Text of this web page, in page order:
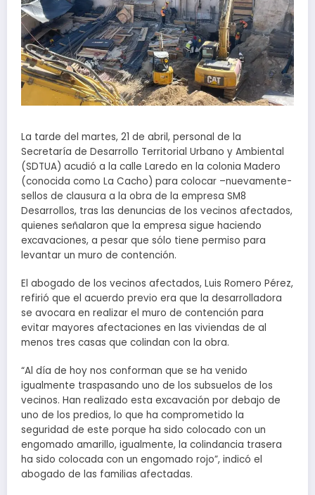
La tarde del martes, 21 de abril, personal de la
Secretaría de Desarrollo Territorial Urbano y Ambiental
(SDTUA) acudió a la calle Laredo en la colonia Madero
(conocida como La Cacho) para colocar –nuevamente-
sellos de clausura a la obra de la empresa SM8
Desarrollos, tras las denuncias de los vecinos afectados,
quienes señalaron que la empresa sigue haciendo
excavaciones, a pesar que sólo tiene permiso para
levantar un muro de contención.
El abogado de los vecinos afectados, Luis Romero Pérez,
refirió que el acuerdo previo era que la desarrolladora
se avocara en realizar el muro de contención para
evitar mayores afectaciones en las viviendas de al
menos tres casas que colindan con la obra.
“Al día de hoy nos conforman que se ha venido
igualmente traspasando uno de los subsuelos de los
vecinos. Han realizado esta excavación por debajo de
uno de los predios, lo que ha comprometido la
seguridad de este porque ha sido colocado con un
engomado amarillo, igualmente, la colindancia trasera
ha sido colocada con un engomado rojo”, indicó el
abogado de las familias afectadas.